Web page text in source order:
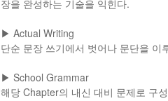
장을 완성하는 기술을 익힌다.
▶ Actual Writing
단순 문장 쓰기에서 벗어나 문단을
▶ School Grammar
해당 Chapter의 내신 대비 문제로 구